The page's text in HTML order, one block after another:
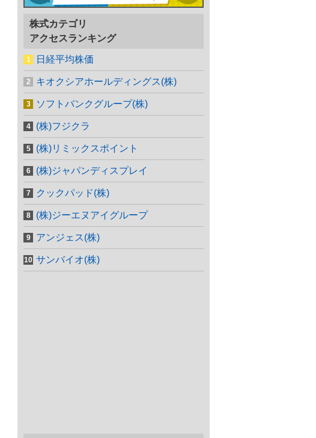
株式カテゴリ
アクセスランキング
日経平均株価
キオクシアホールディングス(株)
ソフトバンクグループ(株)
(株)フジクラ
(株)リミックスポイント
(株)ジャパンディスプレイ
クックパッド(株)
(株)ジーエヌアイグループ
アンジェス(株)
サンバイオ(株)